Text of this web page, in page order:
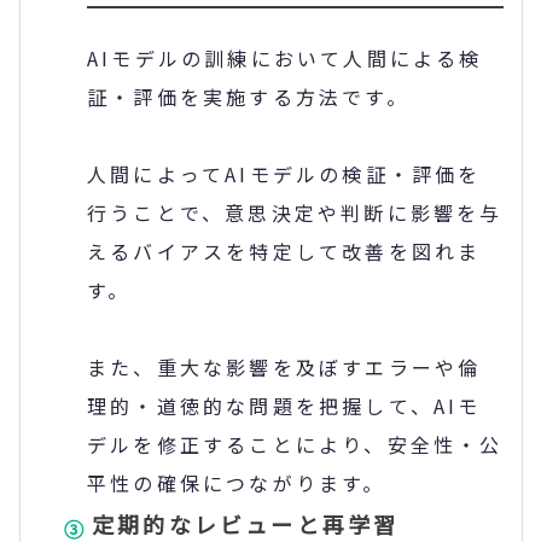
AIモデルの訓練において人間による検
証・評価を実施する方法です。
人間によってAIモデルの検証・評価を
行うことで、意思決定や判断に影響を与
えるバイアスを特定して改善を図れま
す。
また、重大な影響を及ぼすエラーや倫
理的・道徳的な問題を把握して、AIモ
デルを修正することにより、安全性・公
平性の確保につながります。
定期的なレビューと再学習